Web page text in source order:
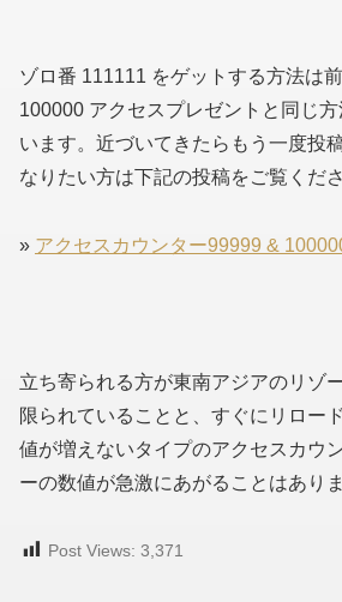
ゾロ番 111111 をゲットする方法は
100000 アクセスプレゼントと同じ
います。近づいてきたらもう一度投
なりたい方は下記の投稿をご覧くださ
» アクセスカウンター99999 &
立ち寄られる方が東南アジアのリゾ
限られていることと、すぐにリロー
値が増えないタイプのアクセスカウ
ーの数値が急激にあがることはありま
Post Views: 3,371